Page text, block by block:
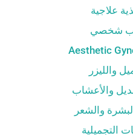
علاجية
شخصي
Aesthetic
والليزر
والأعشاب
والشعر
التجميلية